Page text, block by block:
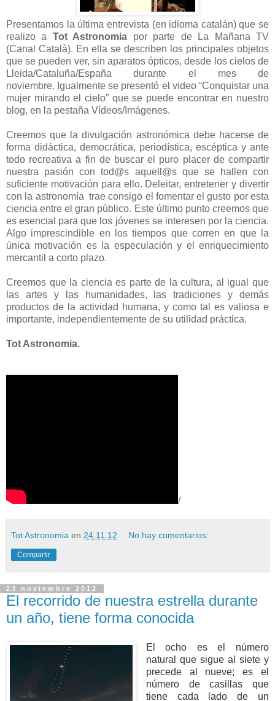
Presentamos la última entrevista (en idioma catalán) que se
realizo a Tot Astronomia por parte de La Mañana TV
(Canal Català). En ella se describen los principales objetos
que se pueden ver, sin aparatos ópticos, desde los cielos de
Lleida/Cataluña/España durante el mes de
noviembre. Igualmente se presentó el video “Conquistar una
mujer mirando el cielo” que se puede encontrar en nuestro
blog, en la pestaña Vídeos/Imágenes.
Creemos que la divulgación astronómica debe hacerse de
forma didáctica, democrática, periodística, escéptica y ante
todo recreativa a fin de buscar el puro placer de compartir
nuestra pasión con tod@s aquell@s que se hallen con
suficiente motivación para ello. Deleitar, entretener y divertir
con la astronomía trae consigo el fomentar el gusto por esta
ciencia entre el gran público. Este último punto creemos que
es esencial para que los jóvenes se interesen por la ciencia.
Algo imprescindible en los tiempos que corren en que la
única motivación es la especulación y el enriquecimiento
mercantil a corto plazo.
Creemos que la ciencia es parte de la cultura, al igual que
las artes y las humanidades, las tradiciones y demás
productos de la actividad humana, y como tal es valiosa e
importante, independientemente de su utilidad práctica.
Tot Astronomia.
/
Tot Astronomia en 24.11.12 No hay comentarios:
Compartir
23 noviembre 2012
El recorrido de nuestra estrella durante
un año, tiene forma conocida
El ocho es el número
natural que sigue al siete y
precede al nueve; es el
número de casillas que
tiene cada lado de un